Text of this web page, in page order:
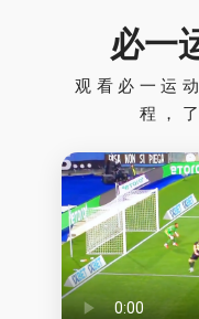
必一
观看必一运
程，